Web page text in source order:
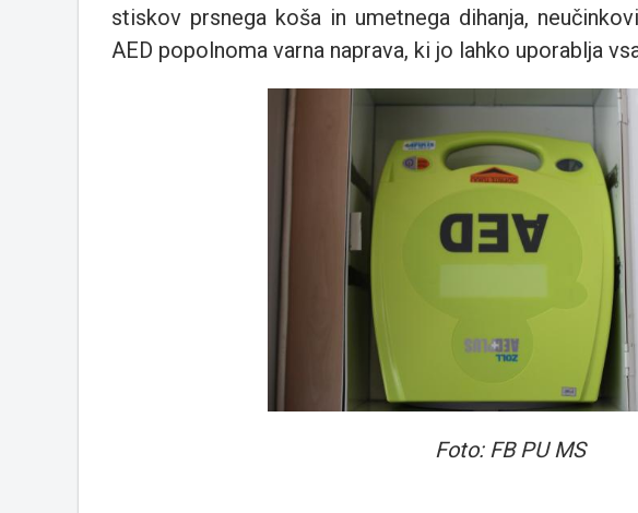
stiskov prsnega koša in umetnega dihanja,
AED popolnoma varna naprava, ki jo lahko uporablja
Foto: FB PU MS